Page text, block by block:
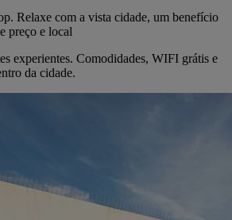
Relaxe com a vista cidade, um benefício
preço e local
experientes. Comodidades, WIFI grátis e
da cidade.